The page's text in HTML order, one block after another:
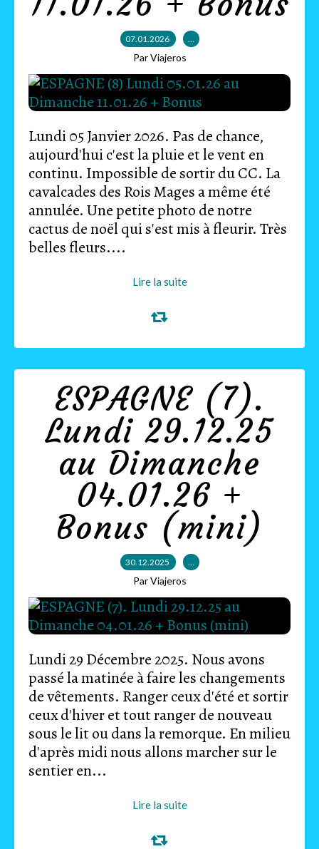
07.01.2026 …
Par Viajeros
Lundi 05 Janvier 2026. Pas de chance,
aujourd'hui c'est la pluie et le vent en
continu. Impossible de sortir du CC. La
cavalcades des Rois Mages a même été
annulée. Une petite photo de notre
cactus de noël qui s'est mis à fleurir. Très
belles fleurs....
Lire la suite
ESPAGNE (7).
Lundi 29.12.25
au Dimanche
04.01.26 +
Bonus (mini)
30.12.2025 …
Par Viajeros
Lundi 29 Décembre 2025. Nous avons
passé la matinée à faire les changements
de vêtements. Ranger ceux d'été et sortir
ceux d'hiver et tout ranger de nouveau
sous le lit ou dans la remorque. En milieu
d'après midi nous allons marcher sur le
sentier en...
Lire la suite